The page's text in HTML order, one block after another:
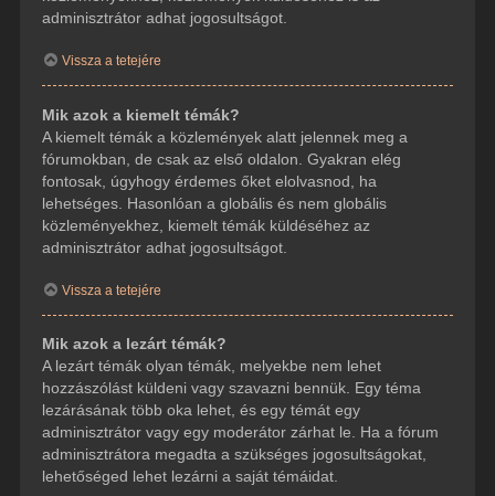
adminisztrátor adhat jogosultságot.
Vissza a tetejére
Mik azok a kiemelt témák?
A kiemelt témák a közlemények alatt jelennek meg a
fórumokban, de csak az első oldalon. Gyakran elég
fontosak, úgyhogy érdemes őket elolvasnod, ha
lehetséges. Hasonlóan a globális és nem globális
közleményekhez, kiemelt témák küldéséhez az
adminisztrátor adhat jogosultságot.
Vissza a tetejére
Mik azok a lezárt témák?
A lezárt témák olyan témák, melyekbe nem lehet
hozzászólást küldeni vagy szavazni bennük. Egy téma
lezárásának több oka lehet, és egy témát egy
adminisztrátor vagy egy moderátor zárhat le. Ha a fórum
adminisztrátora megadta a szükséges jogosultságokat,
lehetőséged lehet lezárni a saját témáidat.